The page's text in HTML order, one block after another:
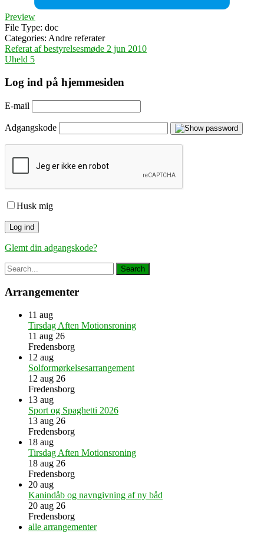
Preview
File Type: doc
Categories: Andre referater
Indlægsnavigation
Referat af bestyrelsesmøde 2 jun 2010
Uheld 5
Log ind på hjemmesiden
E-mail
Adgangskode
Husk mig
Glemt din adgangskode?
Arrangementer
11 aug
Tirsdag Aften Motionsroning
11 aug 26
Fredensborg
12 aug
Solformørkelsesarrangement
12 aug 26
Fredensborg
13 aug
Sport og Spaghetti 2026
13 aug 26
Fredensborg
18 aug
Tirsdag Aften Motionsroning
18 aug 26
Fredensborg
20 aug
Kanindåb og navngivning af ny båd
20 aug 26
Fredensborg
alle arrangementer